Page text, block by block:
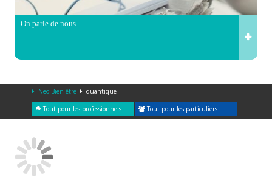
On parle de nous
Neo Bien-être quantique
Tout pour les professionnels Tout pour les particuliers